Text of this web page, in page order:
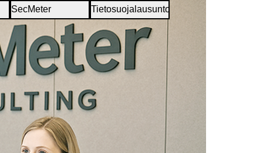
SecMeter Tietosuojalausunto